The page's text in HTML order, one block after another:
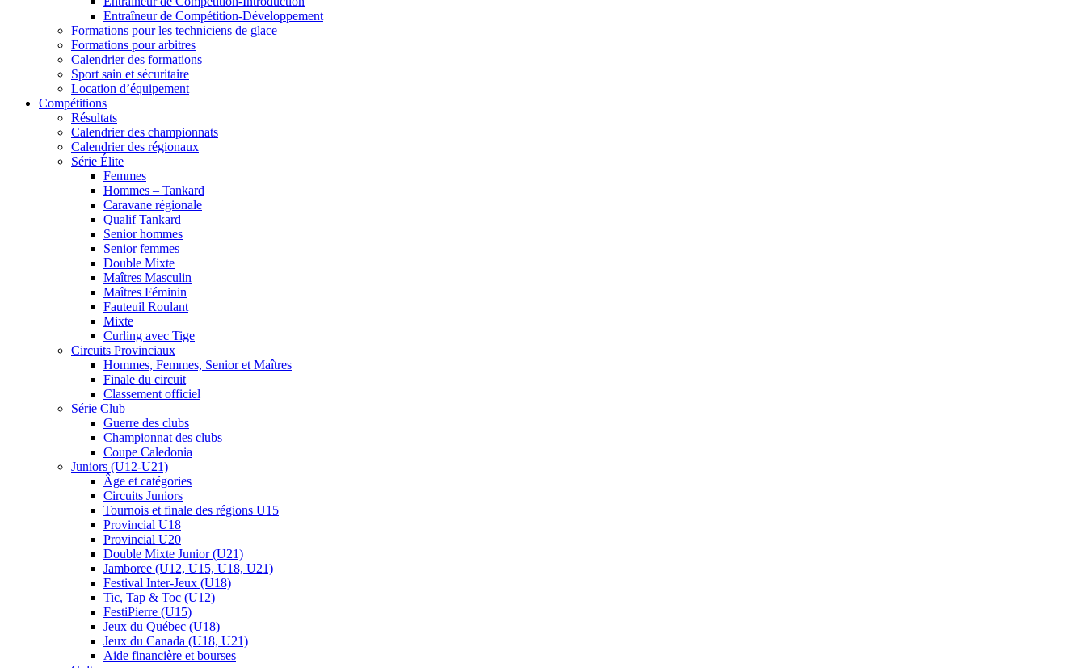
Entraîneur de Compétition-Développement
Formations pour les techniciens de glace
Formations pour arbitres
Calendrier des formations
Sport sain et sécuritaire
Location d’équipement
Compétitions
Résultats
Calendrier des championnats
Calendrier des régionaux
Série Élite
Femmes
Hommes – Tankard
Caravane régionale
Qualif Tankard
Senior hommes
Senior femmes
Double Mixte
Maîtres Masculin
Maîtres Féminin
Fauteuil Roulant
Mixte
Curling avec Tige
Circuits Provinciaux
Hommes, Femmes, Senior et Maîtres
Finale du circuit
Classement officiel
Série Club
Guerre des clubs
Championnat des clubs
Coupe Caledonia
Juniors (U12-U21)
Âge et catégories
Circuits Juniors
Tournois et finale des régions U15
Provincial U18
Provincial U20
Double Mixte Junior (U21)
Jamboree (U12, U15, U18, U21)
Festival Inter-Jeux (U18)
Tic, Tap & Toc (U12)
FestiPierre (U15)
Jeux du Québec (U18)
Jeux du Canada (U18, U21)
Aide financière et bourses